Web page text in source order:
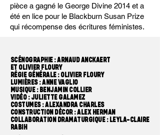
pièce a gagné le George Divine 2014 et a
été en lice pour le Blackburn Susan Prize
qui récompense des écritures féministes.
SCÉNOGRAPHIE : ARNAUD ANCKAERT
ET OLIVIER FLOURY
RÉGIE GÉNÉRALE : OLIVIER FLOURY
LUMIÈRES : ANNE VAGLIO
MUSIQUE : BENJAMIN COLLIER
VIDÉO : JULIETTE GALAMEZ
COSTUMES : ALEXANDRA CHARLES
CONSTRUCTION DÉCOR : ALEX HERMAN
COLLABORATION DRAMATURGIQUE : LEYLA-CLAIRE
RABIH